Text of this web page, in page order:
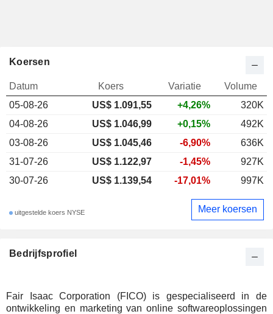
Bedrijfsprofiel
Fair Isaac Corporation (FICO) is gespecialiseerd in de
ontwikkeling en marketing van online softwareoplossingen
Koersen
Datum Koers Variatie
Volume
05-08-26
US$ 1.091,55 +4,26%
320K
04-08-26
US$ 1.046,99 +0,15%
492K
03-08-26
US$ 1.045,46 -6,90%
636K
31-07-26
US$ 1.122,97 -1,45%
927K
30-07-26
US$ 1.139,54 -17,01% 997K
uitgestelde koers NYSE Meer koersen